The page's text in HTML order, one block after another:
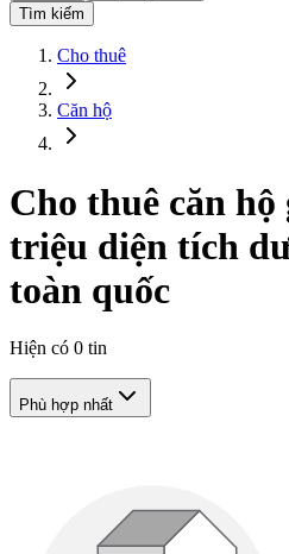
Tìm kiếm
Cho thuê
Căn hộ
Cho thuê căn hộ
triệu diện tích
toàn quốc
Hiện có 0 tin
Phù hợp nhất